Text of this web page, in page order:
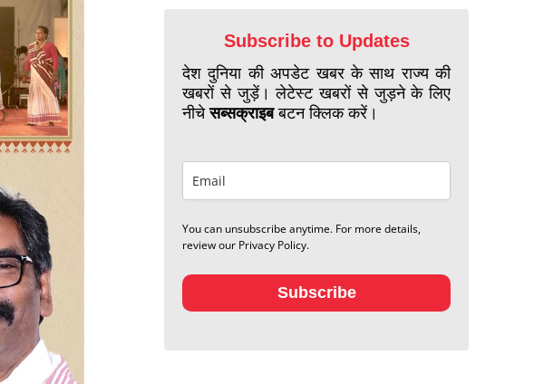
Subscribe to Updates
देश दुनिया की अपडेट खबर के साथ राज्य की
खबरों से जुड़ें। लेटेस्ट खबरों से जुड़ने के लिए
नीचेसब्सक्राइबबटन क्लिक करें।
You can unsubscribe anytime. For more details,
review our Privacy Policy.
Subscribe